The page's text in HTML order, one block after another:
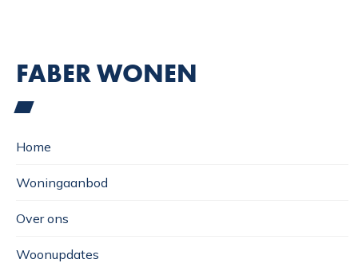
FABER WONEN
Home
Woningaanbod
Over ons
Woonupdates